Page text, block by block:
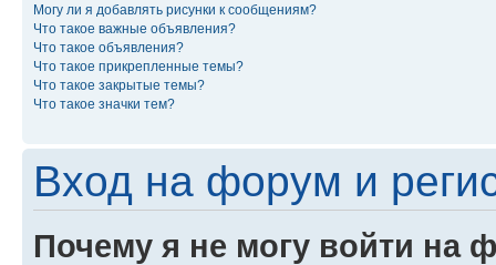
Могу ли я добавлять рисунки к сообщениям?
Что такое важные объявления?
Что такое объявления?
Что такое прикрепленные темы?
Что такое закрытые темы?
Что такое значки тем?
Вход на форум и
Почему я не могу войти на